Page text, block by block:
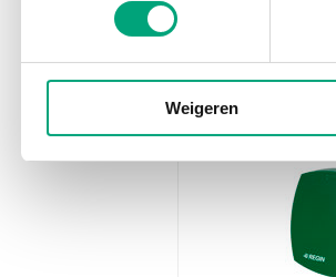
Weigeren
PT1000